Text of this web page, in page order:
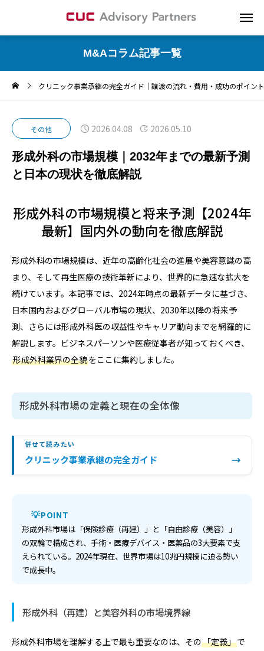
M&Aコラム記事一覧
クリニック事業承継の完全ガイド｜譲渡の流れ・費用・成功のポイント
その他 2026.04.08 2026.05.10
形成外科の市場規模｜2032年までの最新予測
と日本の現状を徹底解説
形成外科の市場規模と将来予測【2024年
最新】国内外の動向を徹底解説
形成外科の市場規模は、近年の高齢化社会の進展や美容意識の高
まり、そして再生医療の技術革新により、世界的に急速な拡大を
続けています。本記事では、2024年時点の最新データに基づき、
日本国内およびグローバル市場の現状、2030年以降の将来予
測、さらには形成外科医の収益性やキャリア動向までを網羅的に
解説します。ビジネスパーソンや医療従事者が知っておくべき、
形成外科業界の全貌をここに集約しました。
形成外科市場の定義と現在の全体像
併せて読みたい
クリニック事業承継の完全ガイド →
POINT
形成外科市場は「保険診療（再建）」と「自由診療（美容）」
の双輪で構成され、手術・医療デバイス・医薬品の3大要素で支
えられている。2024年現在、世界市場は10兆円規模に迫る勢い
で成長中。
形成外科（再建）と美容外科の市場境界線
形成外科市場を理解する上で最も重要なのは、その「定義」で